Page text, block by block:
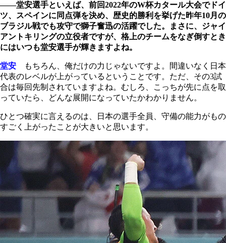
――堂安選手といえば、前回2022年のW杯カタール大会でドイ
ツ、スペインに同点弾を決め、歴史的勝利を挙げた昨年10月の
ブラジル戦でも攻守で獅子奮迅の活躍でした。まさに、ジャイ
アントキリングの立役者ですが、格上のチームをなぎ倒すとき
にはいつも堂安選手が輝きますよね。
堂安 もちろん、俺だけの力じゃないですよ。間違いなく日本
代表のレベルが上がっているということです。ただ、その3試
合は毎回先制されていますよね。むしろ、こっちが先に点を取
っていたら、どんな展開になっていたかわかりません。
ひとつ確実に言えるのは、日本の選手全員、守備の能力がもの
すごく上がったことが大きいと思います。